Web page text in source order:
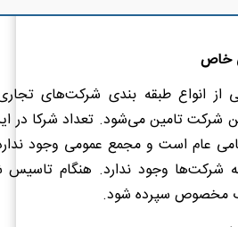
خاص
انواع طبقه بندی شرکت‌های
تامین می‌شود. تعداد شرکا در
عام است و مجمع عمومی وجود
مخصوص سپرده شود.